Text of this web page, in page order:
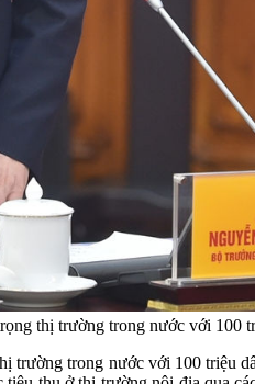
thị trường trong nước với 100
trong nước với 100 triệu